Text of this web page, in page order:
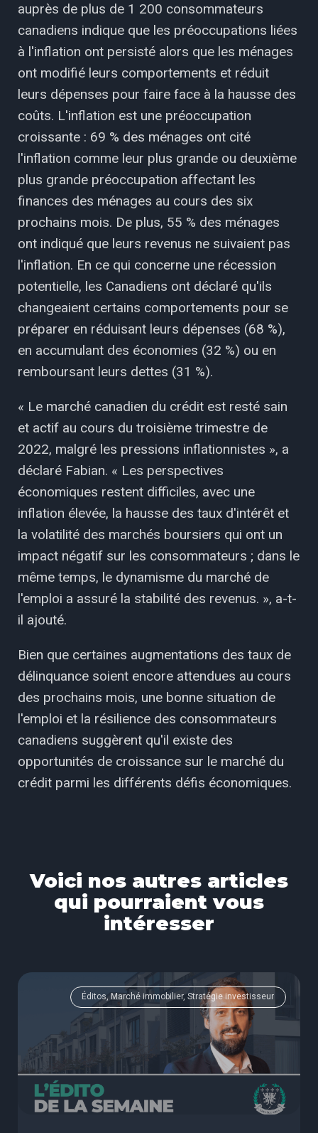
auprès de plus de 1 200 consommateurs
canadiens indique que les préoccupations liées
à l'inflation ont persisté alors que les ménages
ont modifié leurs comportements et réduit
leurs dépenses pour faire face à la hausse des
coûts. L'inflation est une préoccupation
croissante : 69 % des ménages ont cité
l'inflation comme leur plus grande ou deuxième
plus grande préoccupation affectant les
finances des ménages au cours des six
prochains mois. De plus, 55 % des ménages
ont indiqué que leurs revenus ne suivaient pas
l'inflation. En ce qui concerne une récession
potentielle, les Canadiens ont déclaré qu'ils
changeaient certains comportements pour se
préparer en réduisant leurs dépenses (68 %),
en accumulant des économies (32 %) ou en
remboursant leurs dettes (31 %).
« Le marché canadien du crédit est resté sain
et actif au cours du troisième trimestre de
2022, malgré les pressions inflationnistes », a
déclaré Fabian. « Les perspectives
économiques restent difficiles, avec une
inflation élevée, la hausse des taux d'intérêt et
la volatilité des marchés boursiers qui ont un
impact négatif sur les consommateurs ; dans le
même temps, le dynamisme du marché de
l'emploi a assuré la stabilité des revenus. », a-t-
il ajouté.
Bien que certaines augmentations des taux de
délinquance soient encore attendues au cours
des prochains mois, une bonne situation de
l'emploi et la résilience des consommateurs
canadiens suggèrent qu'il existe des
opportunités de croissance sur le marché du
crédit parmi les différents défis économiques.
Voici nos autres articles
qui pourraient vous
intéresser
Éditos, Marché immobilier, Stratégie investisseur